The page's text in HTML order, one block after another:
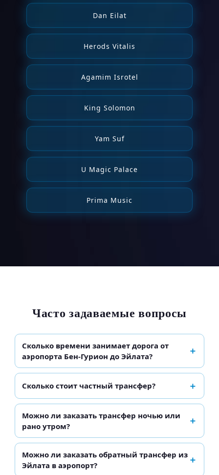
Dan Eilat
Herods Vitalis
Agamim Isrotel
King Solomon
Yam Suf
U Magic Palace
Prima Music
Часто задаваемые вопросы
Сколько времени занимает дорога от
аэропорта Бен-Гурион до Эйлата?
Сколько стоит частный трансфер?
Можно ли заказать трансфер ночью или
рано утром?
Можно ли заказать обратный трансфер из
Эйлата в аэропорт?